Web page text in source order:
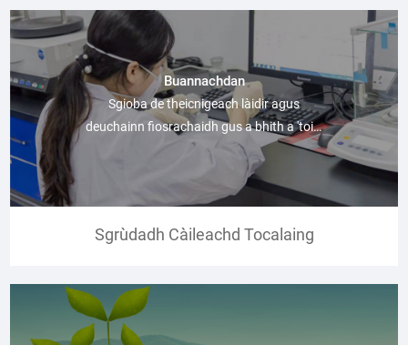
Buannachdan
Sgioba de theicnigeach làidir agus
deuchainn fiosrachaidh gus a bhith a 'toirt
a-mach coa
Sgrùdadh Càileachd Tocalaing